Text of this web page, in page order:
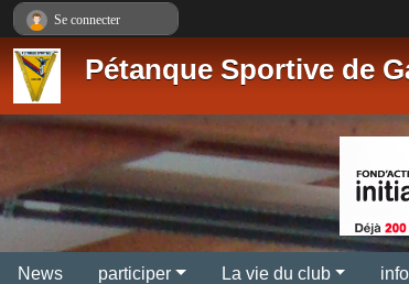
Pétanque Sportive de
News participer La vie du club
Se connecter
Panneau de gestion des cookies